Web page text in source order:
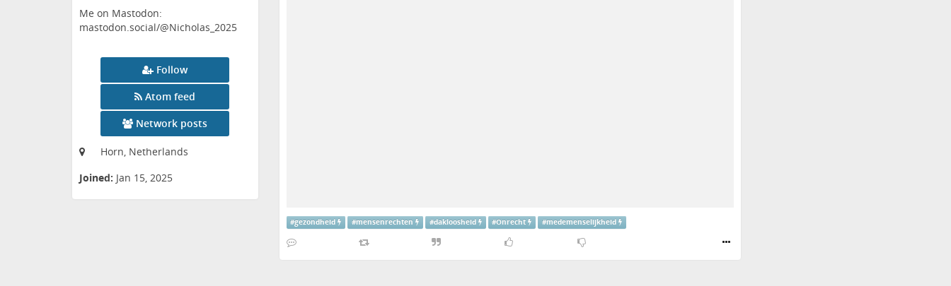
Me on Mastodon:
mastodon.social/@Nicholas_2025
Follow
Atom feed
Network posts
Horn, Netherlands
Joined: Jan 15, 2025
#gezondheid #mensenrechten #dakloosheid #Onrecht #medemenselijkheid